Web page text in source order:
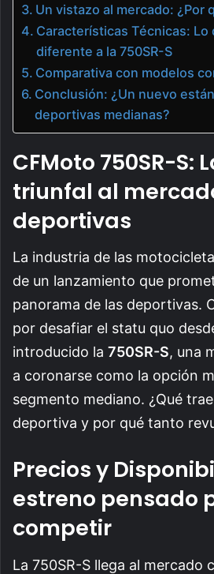
Un vistazo al mercado: ¿Por
Características Técnicas: Lo
diferente a la 750SR-S
Comparativa con modelos
Conclusión: ¿Un nuevo
deportivas medianas?
CFMoto 750SR-S:
triunfal al
deportivas
La industria de las
de un lanzamiento que
panorama de las deportivas.
por desafiar el statu quo
introducido la 750SR-S, una
a coronarse como la opción
segmento mediano. ¿Qué
deportiva y por qué tanto
Precios y
estreno pensado
competir
La 750SR-S llega al mercado